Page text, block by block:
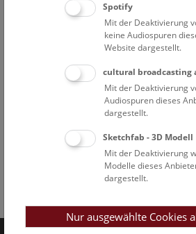
Spotify
Mit der Deaktivierung
keine Audiospuren
Website dargestellt.
cultural broadcasting
Mit der Deaktivierung
Audiospuren dieses
dargestellt.
Sketchfab - 3D Modell
Mit der Deaktivierung
Modelle dieses
dargestellt.
Nur ausgewählte Cookies